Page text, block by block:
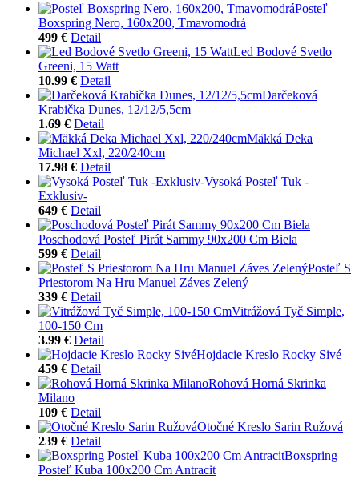
Posteľ
Boxspring Nero, 160x200, Tmavomodrá
499 € Detail
Led Bodové Svetlo
Greeni, 15 Watt
10.99 € Detail
Darčeková
Krabička Dunes, 12/12/5,5cm
1.69 € Detail
Mäkká Deka
Michael Xxl, 220/240cm
17.98 € Detail
Vysoká Posteľ Tuk -
Exklusiv-
649 € Detail
Poschodová Posteľ Pirát Sammy 90x200 Cm Biela
599 € Detail
Posteľ S
Priestorom Na Hru Manuel Záves Zelený
339 € Detail
Vitrážová Tyč Simple,
100-150 Cm
3.99 € Detail
Hojdacie Kreslo Rocky Sivé
459 € Detail
Rohová Horná Skrinka
Milano
109 € Detail
Otočné Kreslo Sarin Ružová
239 € Detail
Boxspring
Posteľ Kuba 100x200 Cm Antracit